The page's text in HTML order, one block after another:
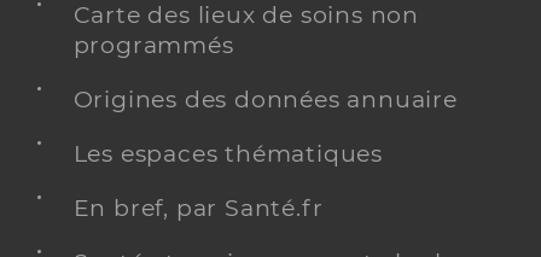
Carte des lieux de soins non
programmés
Origines des données annuaire
Les espaces thématiques
En bref, par Santé.fr